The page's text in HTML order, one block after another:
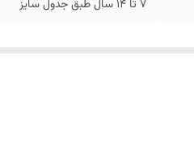
7 تا ۱۴ سال طبق جدول سایز